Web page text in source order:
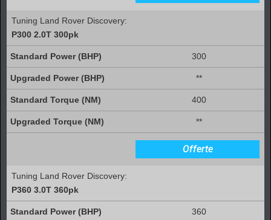
Tuning Land Rover Discovery:
P300 2.0T 300pk
300
**
400
**
Offerte
Tuning Land Rover Discovery:
P360 3.0T 360pk
360